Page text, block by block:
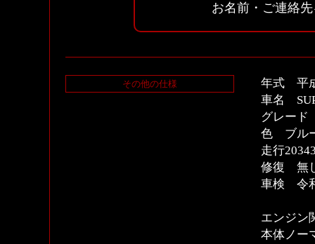
お名前・ご連絡
その他の仕様
年式 平
車名
グレー
色 ブル
走行
修復 無
車検 令
エンジン
本体ノー